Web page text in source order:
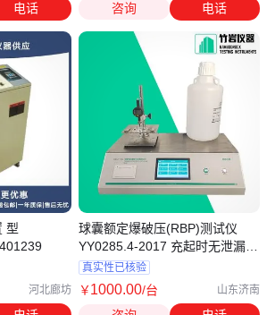
电话
型
河北廊坊
咨询 电话
球囊额定爆破压(RBP)测试仪
YY0285.4-2017 充起时无泄漏和
损坏
真实性已核验
￥1000.00/台 山东济南